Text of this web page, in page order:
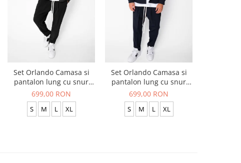
Set Orlando Camasa si
pantalon lung cu snur
Premium Black
699,00 RON
S M L XL
Set Orlando Camasa si
pantalon lung cu snur
Premium Navy
699,00 RON
S M L XL